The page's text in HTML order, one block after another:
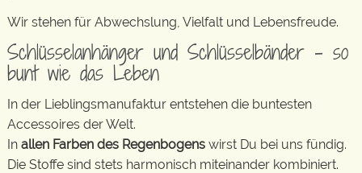
Wir stehen für Abwechslung, Vielfalt und Lebensfreude.
Schlüsselanhänger und Schlüsselbänder – so
bunt wie das Leben
In der Lieblingsmanufaktur entstehen die buntesten
Accessoires der Welt.
In allen Farben des Regenbogens wirst Du bei uns fündig.
Die Stoffe sind stets harmonisch miteinander kombiniert.